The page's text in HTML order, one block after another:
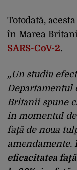
Totodată,
în Marea
SARS-CoV-2.
„Un studiu
Departamentul
Britanii spune
în momentul
faţă de noua
amendamente.
eficacitatea